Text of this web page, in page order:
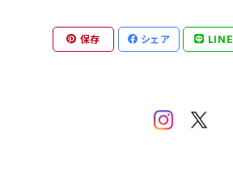
SUPERMAN 保存 シェア LINE